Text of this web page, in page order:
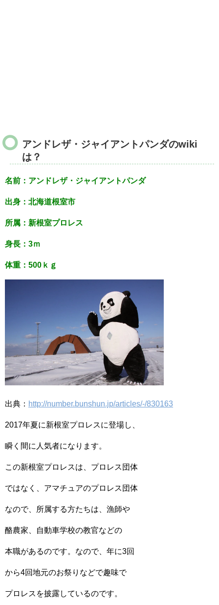
アンドレザ・ジャイアントパンダのwiki
は？
名前：アンドレザ・ジャイアントパンダ
出身：北海道根室市
所属：新根室プロレス
身長：3ｍ
体重：500ｋｇ
出典： http://number.bunshun.jp/articles/-/830163
2017年夏に新根室プロレスに登場し、
瞬く間に人気者になります。
この新根室プロレスは、プロレス団体
ではなく、アマチュアのプロレス団体
なので、所属する方たちは、漁師や
酪農家、自動車学校の教官などの
本職があるのです。なので、年に3回
から4回地元のお祭りなどで趣味で
プロレスを披露しているのです。